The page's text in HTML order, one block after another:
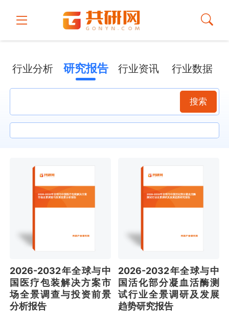
行业分析 研究报告 行业资讯 行业数据
搜索
2026-2032年全球与中国医疗包装解决方案
市场全景调查与投资前景分析报告
2026-2032年全球与中
国医疗包装解决方案市
场全景调查与投资前景
分析报告
2026-2032年全球与中国活化部分凝血活酶
测试行业全景调研及发展趋势研究报告
2026-2032年全球与中
国活化部分凝血活酶测
试行业全景调研及发展
趋势研究报告